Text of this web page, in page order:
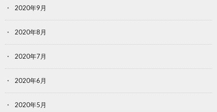
2020年9月
2020年8月
2020年7月
2020年6月
2020年5月